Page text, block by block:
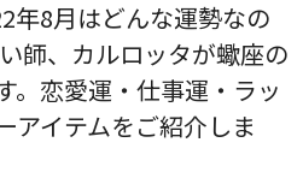
年8月はどんな運勢なの
師、カルロッタが蠍座の
。恋愛運・仕事運・ラッ
アイテムをご紹介しま